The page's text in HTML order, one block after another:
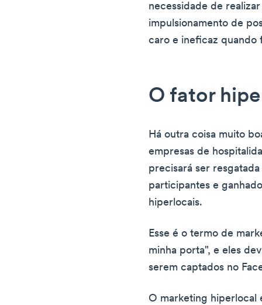
necessidade de
impulsionamento de
caro e ineficaz quando
O fator
Há outra coisa muito
empresas de
precisará ser
participantes e
hiperlocais.
Esse é o termo de
minha porta", e eles
serem captados no
O marketing hiperlocal